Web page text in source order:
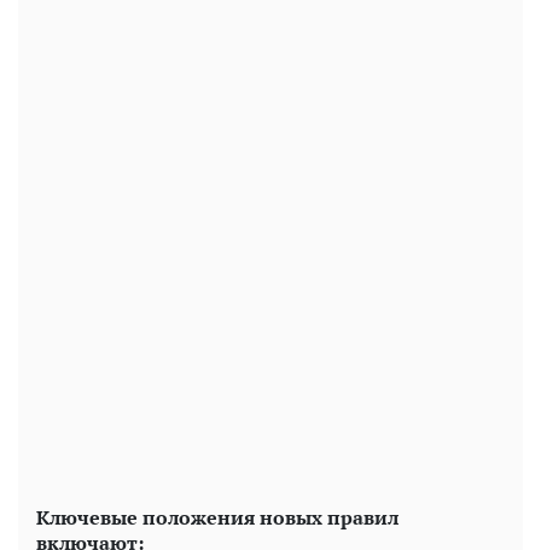
Ключевые положения новых правил
включают: